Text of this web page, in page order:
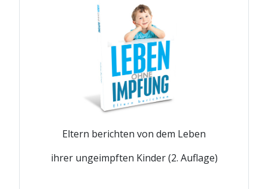
Eltern berichten von dem Leben
ihrer ungeimpften Kinder (2. Auflage)